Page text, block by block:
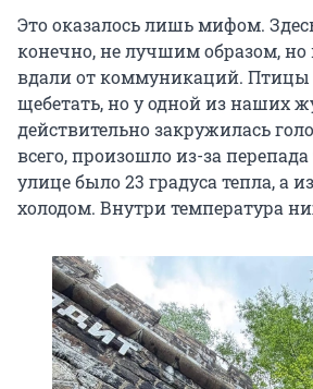
Это оказалось лишь мифом.
конечно, не лучшим образом, но
вдали от коммуникаций.
щебетать, но у одной из наших
действительно закружилась
всего, произошло из-за
улице было23 градуса тепла, а
холодом. Внутри температура